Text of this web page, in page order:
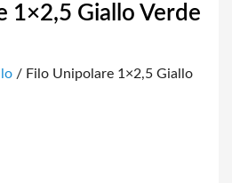
1×2,5 Giallo Verde
/ Filo Unipolare 1×2,5 Giallo